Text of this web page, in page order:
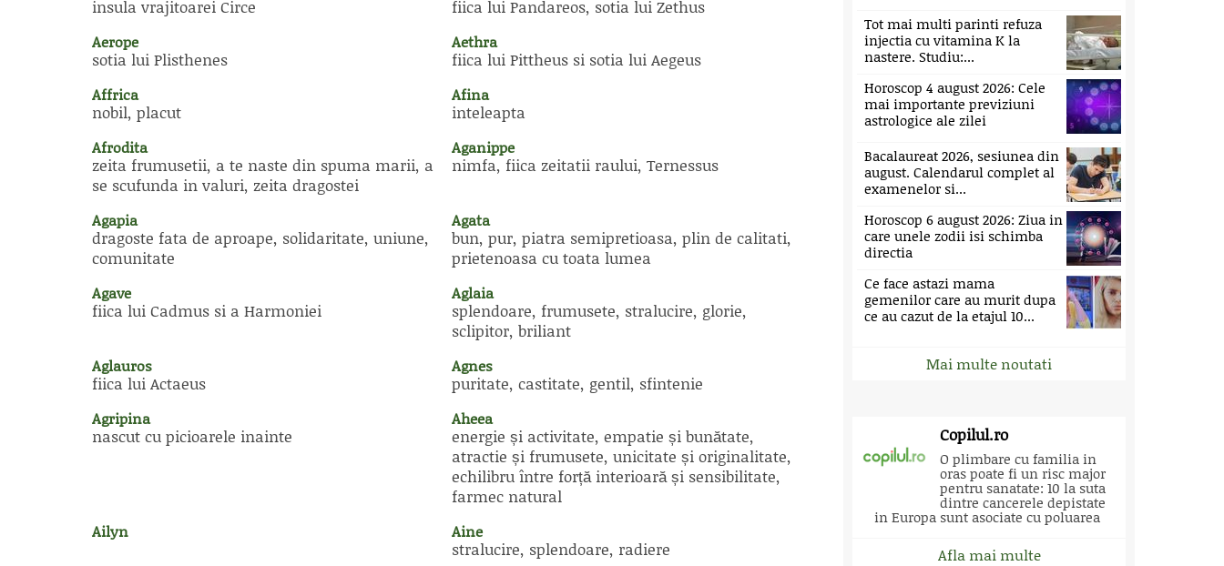
insula vrajitoarei Circe fiica lui Pandareos, sotia lui Zethus
Aerope
sotia lui Plisthenes
Aethra
fiica lui Pittheus si sotia lui Aegeus
Affrica
nobil, placut
Afina
inteleapta
Afrodita
zeita frumusetii, a te naste din spuma marii, a
se scufunda in valuri, zeita dragostei
Aganippe
nimfa, fiica zeitatii raului, Ternessus
Agapia
dragoste fata de aproape, solidaritate, uniune,
comunitate
Agata
bun, pur, piatra semipretioasa, plin de calitati,
prietenoasa cu toata lumea
Agave
fiica lui Cadmus si a Harmoniei
Aglaia
splendoare, frumusete, stralucire, glorie,
sclipitor, briliant
Aglauros
fiica lui Actaeus
Agnes
puritate, castitate, gentil, sfintenie
Agripina
nascut cu picioarele inainte
Aheea
energie și activitate, empatie și bunătate,
atractie și frumusete, unicitate și originalitate,
echilibru între forță interioară și sensibilitate,
farmec natural
Ailyn Aine
stralucire, splendoare, radiere
Tot mai multi parinti refuza
injectia cu vitamina K la
nastere. Studiu:...
Horoscop 4 august 2026: Cele
mai importante previziuni
astrologice ale zilei
Bacalaureat 2026, sesiunea din
august. Calendarul complet al
examenelor si...
Horoscop 6 august 2026: Ziua in
care unele zodii isi schimba
directia
Ce face astazi mama
gemenilor care au murit dupa
ce au cazut de la etajul 10...
Mai multe noutati
Copilul.ro
O plimbare cu familia in
oras poate fi un risc major
pentru sanatate: 10 la suta
dintre cancerele depistate
in Europa sunt asociate cu poluarea
Afla mai multe